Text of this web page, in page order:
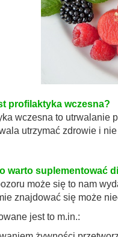
profilaktyka wczesna?
wczesna to utrwalanie
utrzymać zdrowie i
warto suplementować
może się to nam
znajdować się może
jest to m.in.: